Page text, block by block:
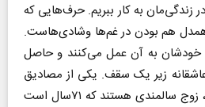
زندگی‌مان به کار ببریم. حرف‌هایی که
هم بودن در غم‌ها وشادی‌هاست.
به آن عمل می‌کنند و حاصل
زیر یک سقف. یکی از مصادیق
این به پای هم پیر شدن‌ها، زوج سالمندی هستند که ۷۱سال است